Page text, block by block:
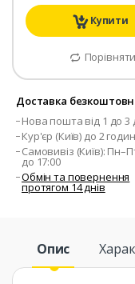
Купити
Порівняти
Доставка
Нова пошта від 1 до 3
Кур'єр (Київ) до 2 годин
Самовивіз (Київ):
до 17:00
Обмін та повернення
протягом 14 днів
Опис